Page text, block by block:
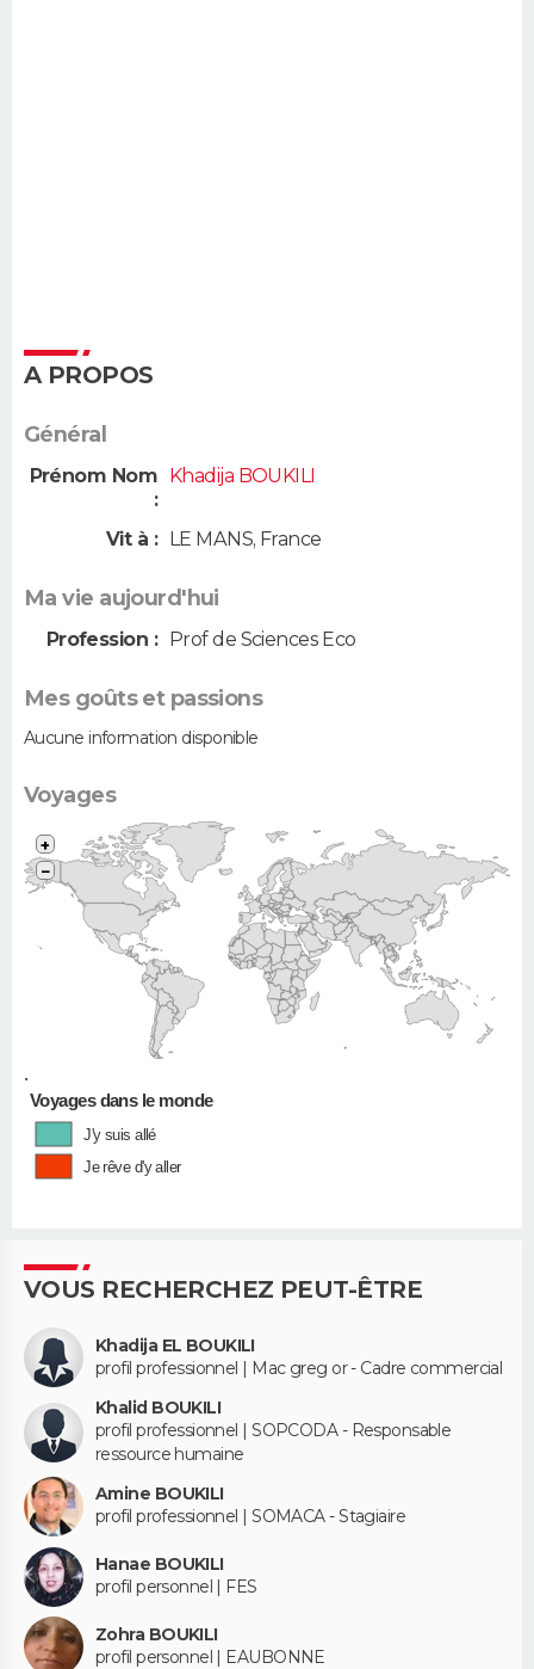
A PROPOS
Général
Prénom Nom
:
Khadija BOUKILI
Vit à : LE MANS, France
Ma vie aujourd'hui
Profession : Prof de Sciences Eco
Mes goûts et passions
Aucune information disponible
Voyages
•
+
−
Voyages dans le monde
J'y suis allé
Je rêve d'y aller
VOUS RECHERCHEZ PEUT-ÊTRE
Khadija EL BOUKILI
profil professionnel | Mac greg or - Cadre commercial
Khalid BOUKILI
profil professionnel | SOPCODA - Responsable
ressource humaine
Amine BOUKILI
profil professionnel | SOMACA - Stagiaire
Hanae BOUKILI
profil personnel | FES
Zohra BOUKILI
profil personnel | EAUBONNE